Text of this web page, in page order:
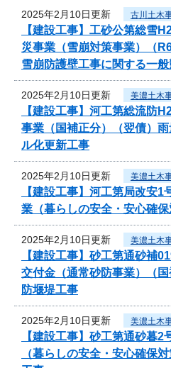
2025年2月10日更新 古川土木
【建設工事】工砂公第総
災事業（雪崩対策事業）（
雪崩防護壁工事に関する一
2025年2月10日更新 美濃土木
【建設工事】河工第総流防
事業（国補正分）（翌債）
ル化更新工事
2025年2月10日更新 美濃土木
【建設工事】河工第局改安
業（暮らしの安全・安心確
2025年2月10日更新 美濃土木
【建設工事】砂工第通砂補
交付金（通常砂防事業）（
防堰堤工事
2025年2月10日更新 美濃土木
【建設工事】砂工第通砂暮
（暮らしの安全・安心確保